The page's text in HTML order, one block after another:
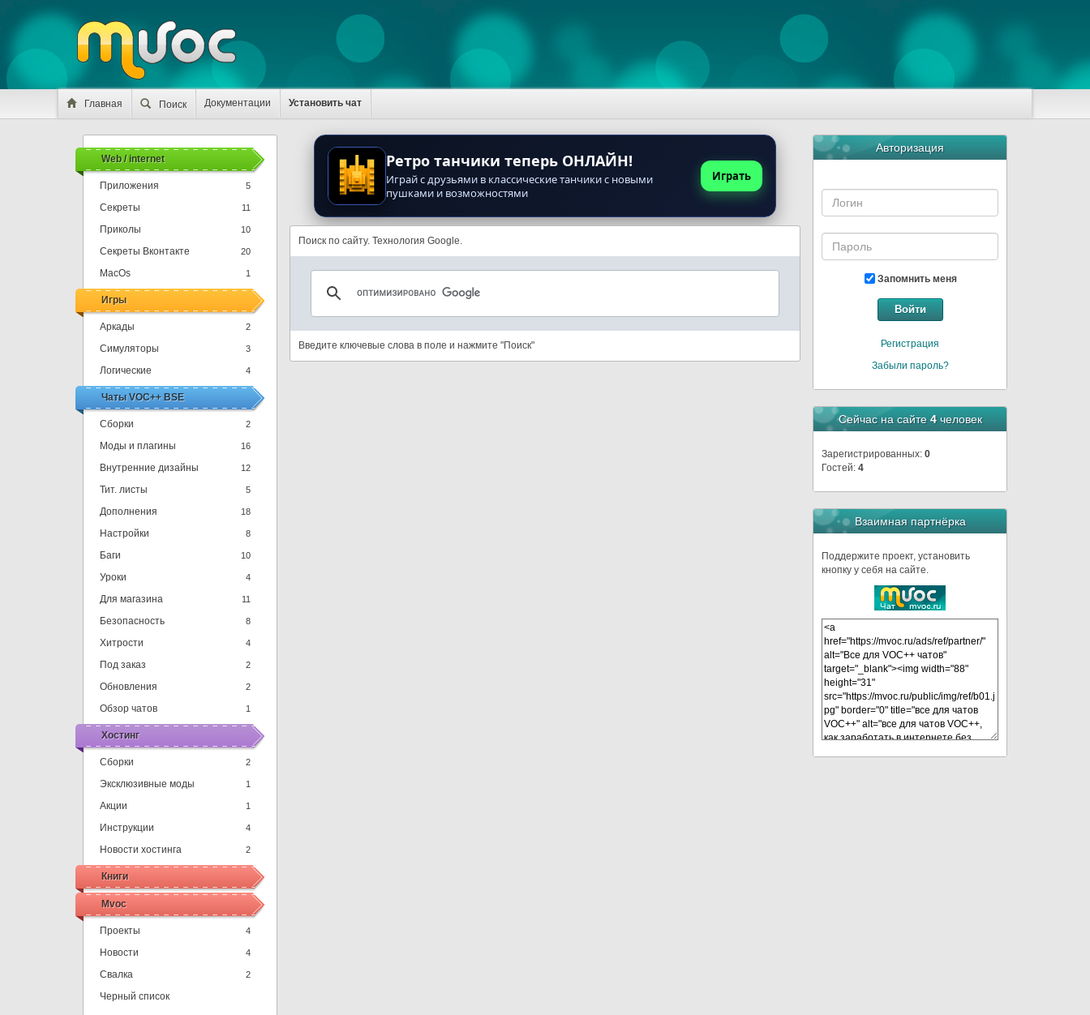
Главная Поиск Документации Установить чат
Web / internet
Приложения 5
Секреты 11
Приколы 10
Секреты Вконтакте 20
MacOs 1
Игры
Аркады 2
Симуляторы 3
Логические 4
Чаты VOC++ BSE
Сборки 2
Моды и плагины 16
Внутренние дизайны 12
Тит. листы 5
Дополнения 18
Настройки 8
Баги 10
Уроки 4
Для магазина 11
Безопасность 8
Хитрости 4
Под заказ 2
Обновления 2
Обзор чатов 1
Хостинг
Сборки 2
Эксклюзивные моды 1
Акции 1
Инструкции 4
Новости хостинга 2
Книги
Mvoc
Проекты 4
Новости 4
Свалка 2
Черный список
Ретро танчики теперь ОНЛАЙН!
Играй с друзьями в классические танчики с новыми
пушками и возможностями
Играть
Поиск по сайту. Технология Google.
Введите ключевые слова в поле и нажмите "Поиск"
Авторизация
Запомнить меня
Войти
Регистрация
Забыли пароль?
Сейчас на сайте 4человек
Зарегистрированных: 0
Гостей: 4
Взаимная партнёрка
Поддержите проект, установить
кнопку у себя на сайте.